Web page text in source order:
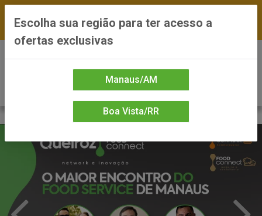
*Preços exclusivos do site — Entrega em até 24h
Escolha sua região para ter acesso a
ofertas exclusivas
Manaus/AM
Boa Vista/RR